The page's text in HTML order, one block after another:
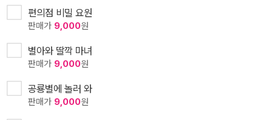
편의점 비밀 요원
판매가 9,000원
별아와 딸깍 마녀
판매가 9,000원
공룡별에 놀러 와
판매가 9,000원